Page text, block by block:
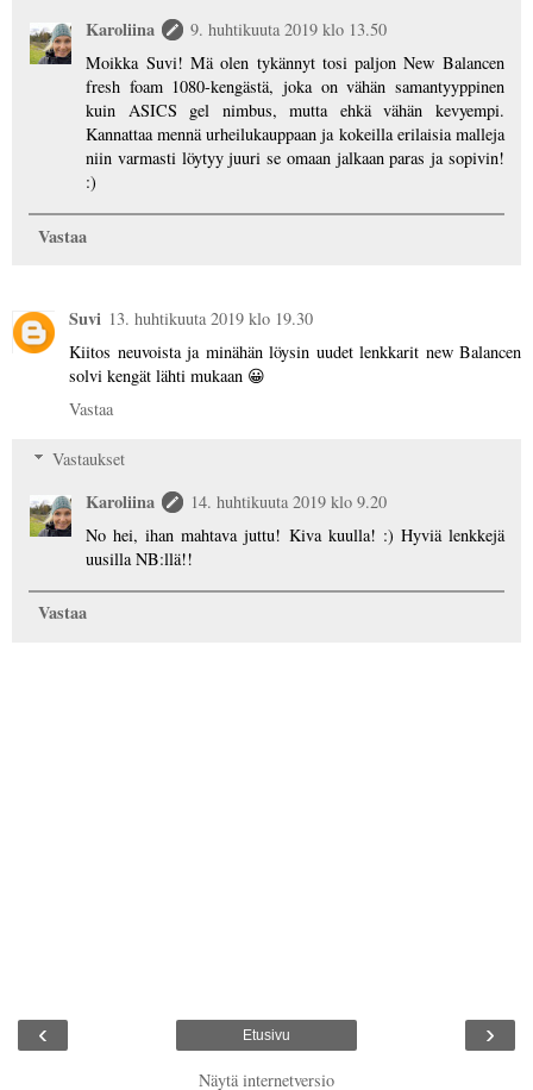
Karoliina
9. huhtikuuta 2019 klo 13.50
Moikka Suvi! Mä olen tykännyt tosi paljon New Balancen
fresh foam 1080-kengästä, joka on vähän samantyyppinen
kuin ASICS gel nimbus, mutta ehkä vähän kevyempi.
Kannattaa mennä urheilukauppaan ja kokeilla erilaisia malleja
niin varmasti löytyy juuri se omaan jalkaan paras ja sopivin!
:)
Vastaa
Suvi 13. huhtikuuta 2019 klo 19.30
Kiitos neuvoista ja minähän löysin uudet lenkkarit new Balancen
solvi kengät lähti mukaan 😀
Vastaa
Vastaukset
Karoliina
14. huhtikuuta 2019 klo 9.20
No hei, ihan mahtava juttu! Kiva kuulla! :) Hyviä lenkkejä
uusilla NB:llä!!
Vastaa
‹ ›
Etusivu
Näytä internetversio